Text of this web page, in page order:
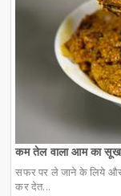
कम तेल वाला आम का
सफर पर ले जाने के लिये
कर देत...